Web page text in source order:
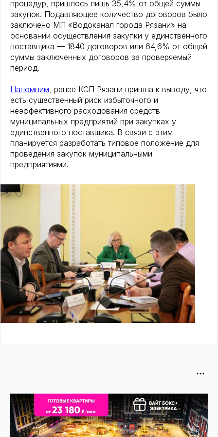
процедур, пришлось лишь 35,4% от общей суммы
закупок. Подавляющее количество договоров было
заключено МП «Водоканал города Рязани» на
основании осуществления закупки у единственного
поставщика — 1840 договоров или 64,6% от общей
суммы заключенных договоров за проверяемый
период.
Напомним, ранее КСП Рязани пришла к выводу, что
есть существенный риск избыточного и
неэффективного расходования средств
муниципальных предприятий при закупках у
единственного поставщика. В связи с этим
планируется разработать типовое положение для
проведения закупок муниципальными
предприятиями.